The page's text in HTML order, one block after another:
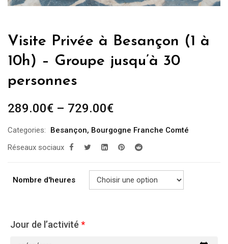
Visite Privée à Besançon (1 à
10h) – Groupe jusqu’à 30
personnes
289.00€ – 729.00€
Categories: Besançon, Bourgogne Franche Comté
Réseaux sociaux
Nombre d'heures
Jour de l’activité *